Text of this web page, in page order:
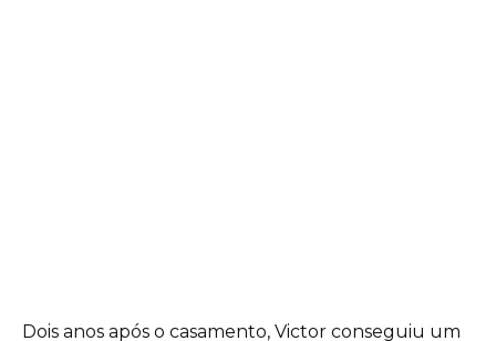
Dois anos após o casamento, Victor conseguiu um